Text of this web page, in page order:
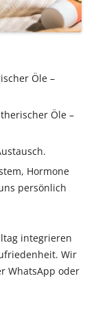
Öle –
Öle –
Hormone
persönlich
integrieren
Wir
WhatsApp oder